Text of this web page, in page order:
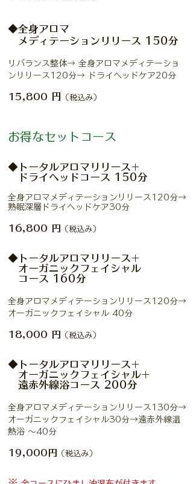
◆全身アロマ
メディテーションリリース 150分
リバランス整体→ 全身アロマメディテーショ
ンリリース120分→ ドライヘッドケア20分
15,800​ 円 （税込み）
お得なセットコース
◆トータルアロマリリース+
ドライヘッドコース 150分
全身アロマメディテーションリリース120分→
熟眠深層ドライヘッドケア30分
16,800 円 （税込み）
◆トータルアロマリリース+
オーガニックフェイシャル
コース 160分
全身アロマメディテーションリリース120分→
オーガニックフェイシャル 40分
18,000 円 （税込み）
◆トータルアロマリリース+
オーガニックフェイシャル+
遠赤外線浴コース 200分
全身アロマメディテーションリリース 130分→
オーガニックフェイシャル30分→遠赤外線温
熱浴 ～40分
19,000円 （税込み）